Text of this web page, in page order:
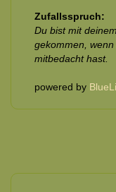
Zufallsspruch:
Du bist mit
gekommen,
mitbedacht hast.
powered by